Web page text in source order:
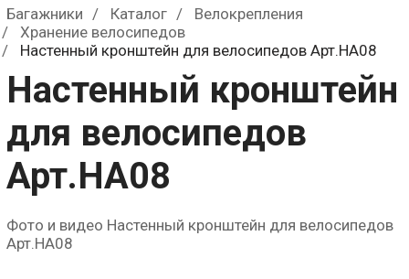
0р.
Багажники Каталог
Велокрепления
Хранение велосипедов
Настенный кронштейн для велосипедов Арт.HA08
Настенный кронштейн
для велосипедов
Арт.HA08
Фото и видео Настенный кронштейн для велосипедов
Арт.HA08